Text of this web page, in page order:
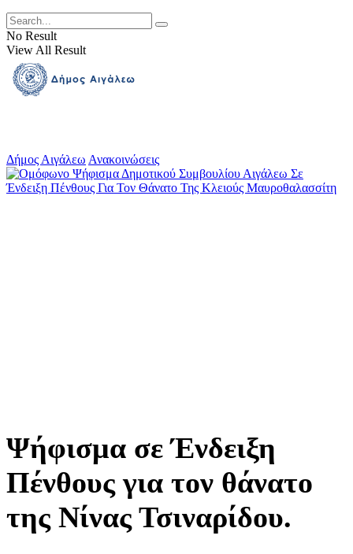
No Result
View All Result
Δήμος Αιγάλεω Ανακοινώσεις
Ψήφισμα σε Ένδειξη
Πένθους για τον θάνατο
της Νίνας Τσιναρίδου.